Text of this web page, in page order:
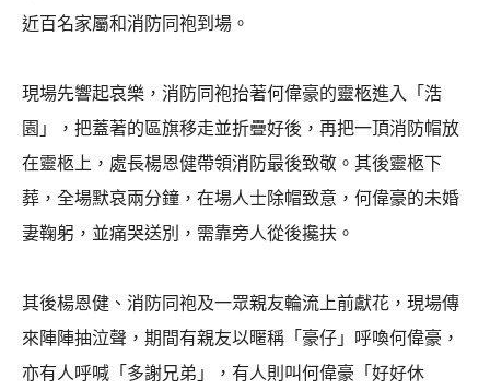
近百名家屬和消防同袍到場。
現場先響起哀樂，消防同袍抬著何偉豪的靈柩進入「浩
園」，把蓋著的區旗移走並折疊好後，再把一頂消防帽放
在靈柩上，處長楊恩健帶領消防最後致敬。其後靈柩下
葬，全場默哀兩分鐘，在場人士除帽致意，何偉豪的未婚
妻鞠躬，並痛哭送別，需靠旁人從後攙扶。
其後楊恩健、消防同袍及一眾親友輪流上前獻花，現場傳
來陣陣抽泣聲，期間有親友以暱稱「豪仔」呼喚何偉豪，
亦有人呼喊「多謝兄弟」，有人則叫何偉豪「好好休